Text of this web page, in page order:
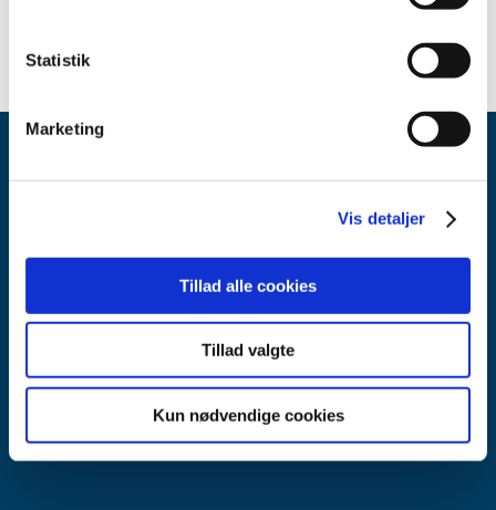
Statistik
Marketing
Vis detaljer
Tillad alle cookies
Tillad valgte
Kun nødvendige cookies
Lægemiddelstyrelsen
Axel Heides Gade 1
Email:dkma@dkma.dk
Lægemiddelstyrelsen er en del af
Sundheds- og Kirkeministeriet.